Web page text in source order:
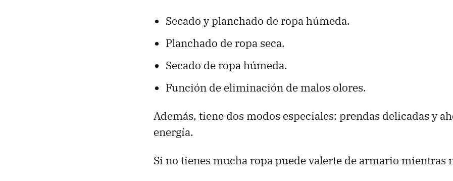
Secado y planchado de ropa húmeda.
Planchado de ropa seca.
Secado de ropa húmeda.
Función de eliminación de malos olores.
Además, tiene dos modos especiales: prendas delicadas y
energía.
Si no tienes mucha ropa puede valerte de armario mientras